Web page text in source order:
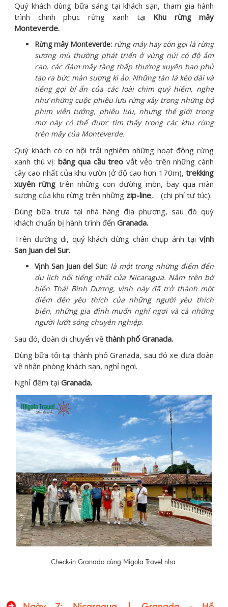
Quý khách dùng bữa sáng tại khách sạn, tham gia hành
trình chinh phục rừng xanh tại Khu rừng mây
Monteverde.
Rừng mây Monteverde: rừng mây hay còn gọi là rừng
sương mù thường phát triển ở vùng núi có độ ẩm
cao, các đám mây tầng thấp thường xuyên bao phủ
tạo ra bức màn sương kì ảo. Những tán lá kéo dài và
tiếng gọi bí ẩn của các loài chim quý hiếm, nghe
như những cuộc phiêu lưu rừng xây trong những bộ
phim viễn tưởng, phiêu lưu, nhưng thế giới trong
mơ này có thể được tìm thấy trong các khu rừng
trên mây của Monteverde.
Quý khách có cơ hội trải nghiệm những hoạt động rừng
xanh thú vị: băng qua cầu treo vắt vẻo trên những cành
cây cao nhất của khu vườn (ở độ cao hơn 170m), trekking
xuyên rừng trên những con đường mòn, bay qua màn
sương của khu rừng trên những zip-line,… (chi phí tự túc).
Dùng bữa trưa tại nhà hàng địa phương, sau đó quý
khách chuẩn bị hành trình đến Granada.
Trên đường đi, quý khách dừng chân chụp ảnh tại vịnh
San Juan del Sur.
Vịnh San Juan del Sur: là một trong những điểm đến
du lịch nổi tiếng nhất của Nicaragua. Nằm trên bờ
biển Thái Bình Dương, vịnh này đã trở thành một
điểm đến yêu thích của những người yêu thích
biển, những gia đình muốn nghỉ ngơi và cả những
người lướt sóng chuyên nghiệp.
Sau đó, đoàn di chuyển về thành phố Granada.
Dùng bữa tối tại thành phố Granada, sau đó xe đưa đoàn
về nhận phòng khách sạn, nghỉ ngơi.
Nghỉ đêm tại Granada.
Check-in Granada cùng Migola Travel nha.